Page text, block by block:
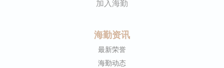
加入海勤
海勤资讯
最新荣誉
海勤动态